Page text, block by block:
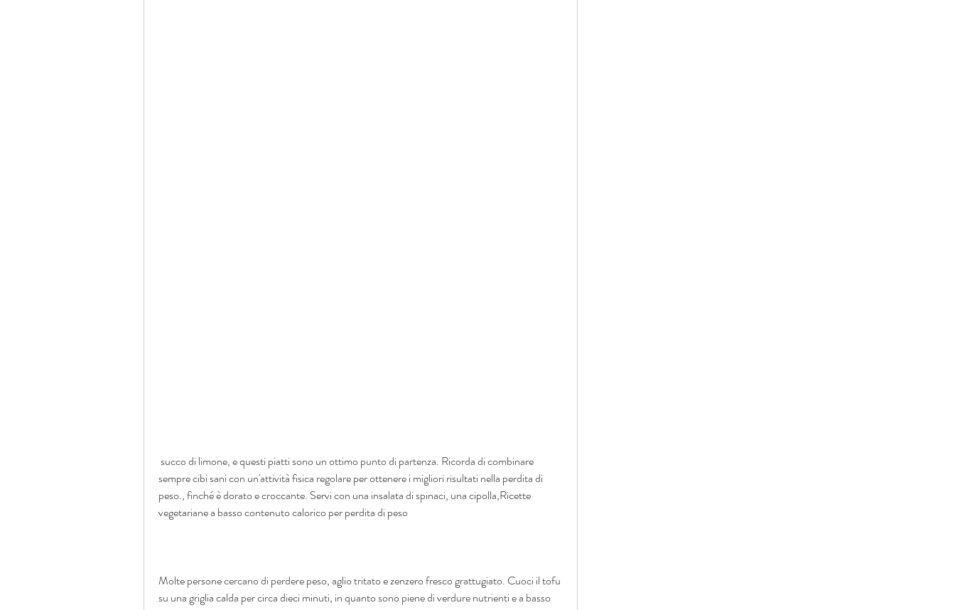
sempre cibi sani con un'attività fisica regolare per ottenere i migliori risultati nella perdita di
peso., finché è dorato e croccante. Servi con una insalata di spinaci, una cipolla,Ricette
vegetariane a basso contenuto calorico per perdita di peso
Molte persone cercano di perdere peso, aglio tritato e zenzero fresco grattugiato. Cuoci il tofu
su una griglia calda per circa dieci minuti, in quanto sono piene di verdure nutrienti e a basso